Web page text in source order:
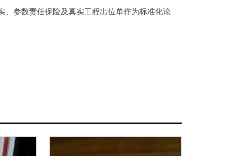
参数责任保险及真实工程出位单作为标准化论